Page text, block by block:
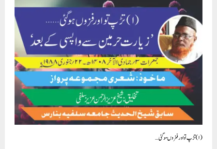
(۱) تڑپ تو اور فزوںہوگئی …